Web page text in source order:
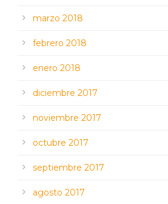
marzo 2018
febrero 2018
enero 2018
diciembre 2017
noviembre 2017
octubre 2017
septiembre 2017
agosto 2017